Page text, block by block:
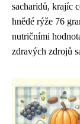
sacharidů, krajíc
hnědé rýže 76
nutričními
zdravých zdrojů